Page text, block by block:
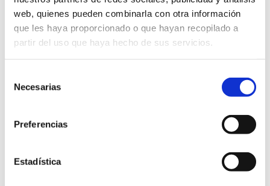
web, quienes pueden combinarla con otra información
que les haya proporcionado o que hayan recopilado a
partir del uso que haya hecho de sus servicios.
Necesarias
Preferencias
Estadística
Mompía” visitan el Hospital virtual
Valdecilla de la mano del Dr. Prada
Pedro José Prada Gómez es Jefe de Servicio de Oncología Radioterápica
del Hospital Marqués de Valdecilla y Director del Área de Braquiterapia del
Hospital virtual Valdecilla (HvV) Los estudiantes del Grado Superior de
Radioterapia de la Escuela visitaron el 27…